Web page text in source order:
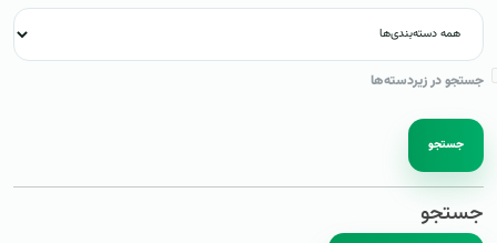
جستجو در زیردسته‌ها
جستجو
جستجو